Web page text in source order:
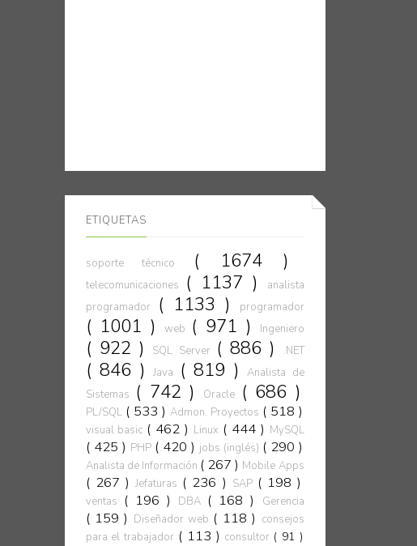
ETIQUETAS
soporte técnico ( 1674 )
telecomunicaciones ( 1137 )
analista
programador
( 1133 ) programador
( 1001 ) web ( 971 ) Ingeniero
( 922 ) SQL Server ( 886 ) .NET
( 846 ) Java ( 819 )
Analista de
Sistemas ( 742 ) Oracle ( 686 )
PL/SQL ( 533 ) Admon. Proyectos ( 518 )
visual basic ( 462 ) Linux ( 444 ) MySQL
( 425 ) PHP ( 420 ) jobs (inglés) ( 290 )
Analista de Información ( 267 ) Mobile Apps
( 267 )Jefaturas ( 236 ) SAP ( 198 )
ventas ( 196 ) DBA ( 168 ) Gerencia
( 159 ) Diseñador web ( 118 ) consejos
para el trabajador ( 113 ) consultor ( 91 )